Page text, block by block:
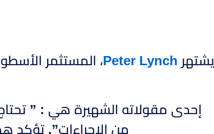
يشتهر Peter Lynch
إحدى مقولاته الشهيرة هي : ” تحتاج
من الإجراءات”. تؤكد